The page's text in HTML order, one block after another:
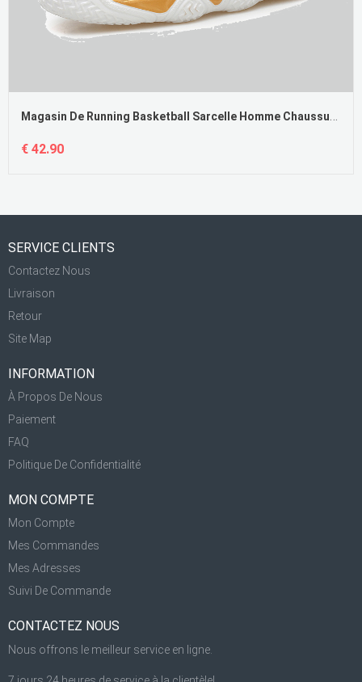
€ 42.90
SERVICE CLIENTS
Contactez Nous
Livraison
Retour
Site Map
INFORMATION
À Propos De Nous
Paiement
FAQ
Politique De Confidentialité
MON COMPTE
Mon Compte
Mes Commandes
Mes Adresses
Suivi De Commande
CONTACTEZ NOUS
Nous offrons le meilleur service en ligne.